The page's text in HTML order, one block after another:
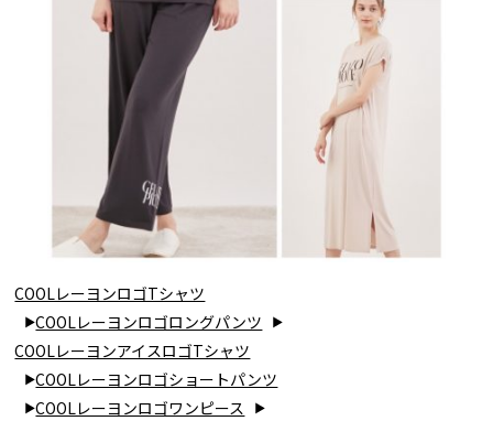
COOLレーヨンロゴTシャツ
COOLレーヨンロゴロングパンツ
COOLレーヨンアイスロゴTシャツ
COOLレーヨンロゴショートパンツ
COOLレーヨンロゴワンピース